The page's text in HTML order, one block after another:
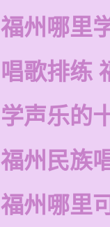
福州哪里
唱歌排练
学声乐的
福州民族
福州哪里